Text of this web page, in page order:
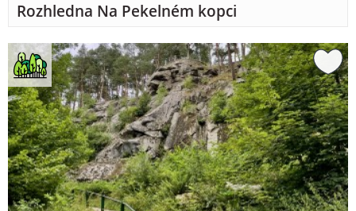
Rozhledna Na Pekelném kopci